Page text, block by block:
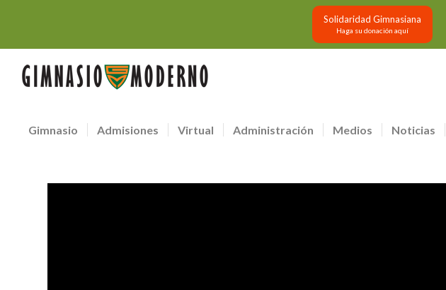
Solidaridad Gimnasiana
Haga su donación aquí
Gimnasio Admisiones Virtual Administración Medios Noticias